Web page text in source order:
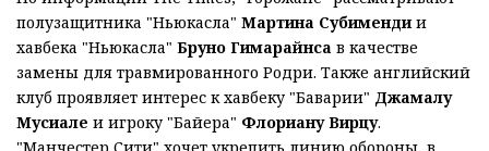
полузащитника "Ньюкасла" Мартина Субимендии
хавбека "Ньюкасла" Бруно Гимарайнса в качестве
замены для травмированного Родри. Также английский
клуб проявляет интерес к хавбеку "Баварии" Джамалу
Мусиале и игроку "Байера" Флориану Вирцу.